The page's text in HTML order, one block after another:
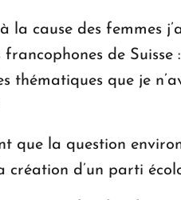
la cause des femmes
de Suisse :
thématiques que je
que la question
création d’un parti